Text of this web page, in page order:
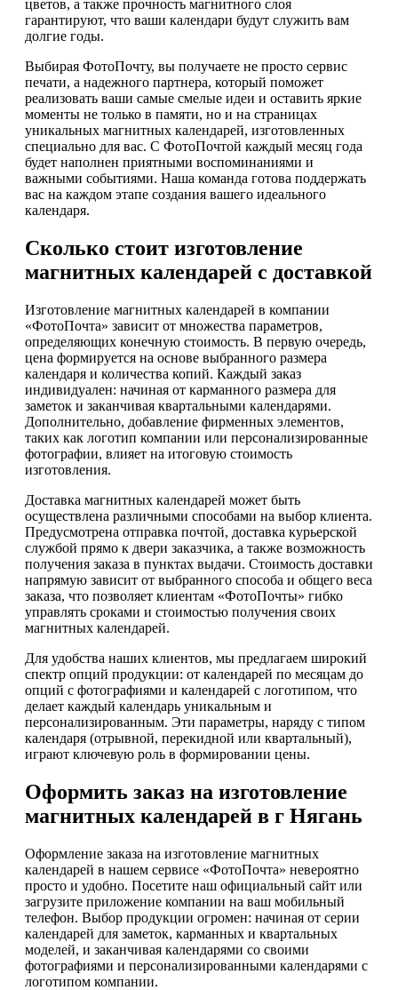
цветов, а также прочность магнитного слоя
гарантируют, что ваши календари будут служить вам
долгие годы.
Выбирая ФотоПочту, вы получаете не просто сервис
печати, а надежного партнера, который поможет
реализовать ваши самые смелые идеи и оставить яркие
моменты не только в памяти, но и на страницах
уникальных магнитных календарей, изготовленных
специально для вас. С ФотоПочтой каждый месяц года
будет наполнен приятными воспоминаниями и
важными событиями. Наша команда готова поддержать
вас на каждом этапе создания вашего идеального
календаря.
Сколько стоит изготовление
магнитных календарей с доставкой
Изготовление магнитных календарей в компании
«ФотоПочта» зависит от множества параметров,
определяющих конечную стоимость. В первую очередь,
цена формируется на основе выбранного размера
календаря и количества копий. Каждый заказ
индивидуален: начиная от карманного размера для
заметок и заканчивая квартальными календарями.
Дополнительно, добавление фирменных элементов,
таких как логотип компании или персонализированные
фотографии, влияет на итоговую стоимость
изготовления.
Доставка магнитных календарей может быть
осуществлена различными способами на выбор клиента.
Предусмотрена отправка почтой, доставка курьерской
службой прямо к двери заказчика, а также возможность
получения заказа в пунктах выдачи. Стоимость доставки
напрямую зависит от выбранного способа и общего веса
заказа, что позволяет клиентам «ФотоПочты» гибко
управлять сроками и стоимостью получения своих
магнитных календарей.
Для удобства наших клиентов, мы предлагаем широкий
спектр опций продукции: от календарей по месяцам до
опций с фотографиями и календарей с логотипом, что
делает каждый календарь уникальным и
персонализированным. Эти параметры, наряду с типом
календаря (отрывной, перекидной или квартальный),
играют ключевую роль в формировании цены.
Оформить заказ на изготовление
магнитных календарей в г Нягань
Оформление заказа на изготовление магнитных
календарей в нашем сервисе «ФотоПочта» невероятно
просто и удобно. Посетите наш официальный сайт или
загрузите приложение компании на ваш мобильный
телефон. Выбор продукции огромен: начиная от серии
календарей для заметок, карманных и квартальных
моделей, и заканчивая календарями со своими
фотографиями и персонализированными календарями с
логотипом компании.